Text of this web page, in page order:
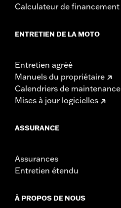
Calculateur de financement
ENTRETIEN DE LA MOTO
Entretien agréé
Manuels du propriétaire
Calendriers de maintenance
Mises à jour logicielles
ASSURANCE
Assurances
Entretien étendu
À PROPOS DE NOUS